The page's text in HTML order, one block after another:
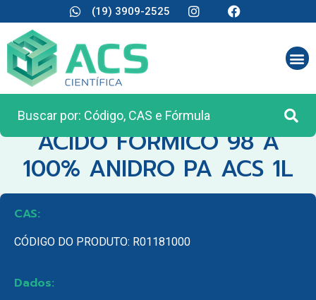
(19) 3909-2525
CATEGORIA:REAGENTES ANALÍTICOS
ACIDO FORMICO 98 A
100% ANIDRO PA ACS 1L
CAS:
CÓDIGO DO PRODUTO: R01181000
Dados: